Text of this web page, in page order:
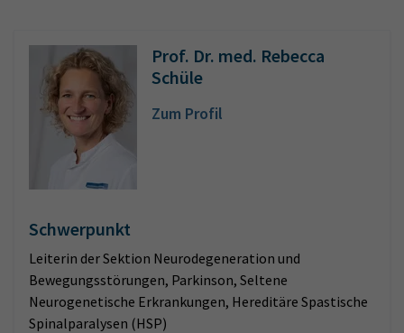
Prof. Dr. med. Rebecca
Schüle
Zum Profil
Schwerpunkt
Leiterin der Sektion Neurodegeneration und
Bewegungsstörungen, Parkinson, Seltene
Neurogenetische Erkrankungen, Hereditäre Spastische
Spinalparalysen (HSP)